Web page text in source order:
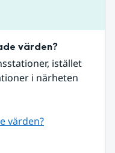
värden?
istället
i närheten
värden?